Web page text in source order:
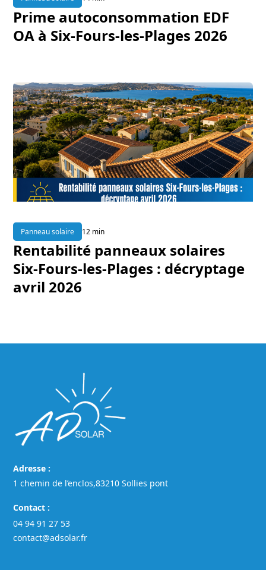
Prime autoconsommation EDF
OA à Six-Fours-les-Plages 2026
Panneau solaire 12 min
Rentabilité panneaux solaires
Six-Fours-les-Plages : décryptage
avril 2026
Adresse :
1 chemin de l’enclos,83210 Sollies pont
Contact :
04 94 91 27 53
contact@adsolar.fr